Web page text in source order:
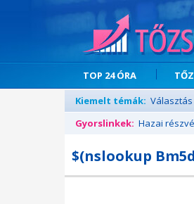
TOP 24 ÓRA
Kiemelt témák: Választás
Gyorslinkek: Hazai
$(nslookup